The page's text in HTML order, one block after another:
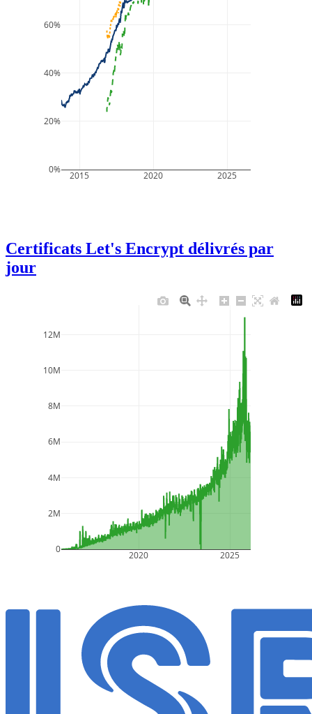
2015 2020 2025
0%
20%
40%
60%
Certificats Let's Encrypt délivrés par
jour
2020 2025
0
2M
4M
6M
8M
10M
12M